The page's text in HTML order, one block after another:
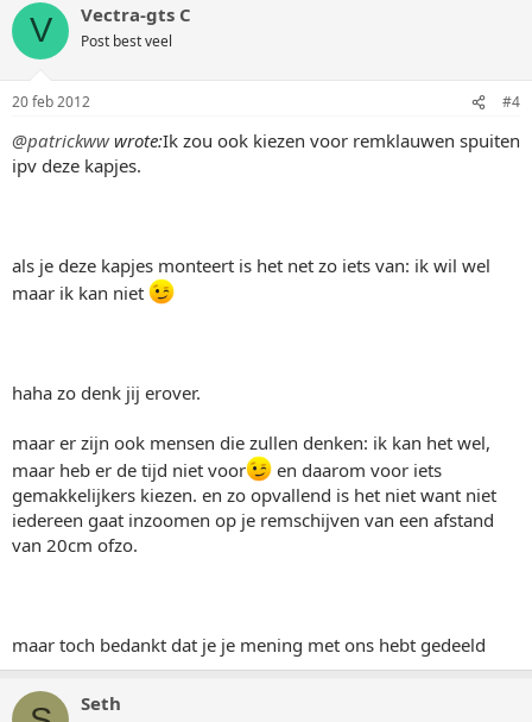
V Vectra-gts C
Post best veel
20 feb 2012 #4
@patrickwwwrote:Ik zou ook kiezen voor remklauwen spuiten
ipv deze kapjes.
als je deze kapjes monteert is het net zo iets van: ik wil wel
maar ik kan niet
haha zo denk jij erover.
maar er zijn ook mensen die zullen denken: ik kan het wel,
maar heb er de tijd niet voor
en daarom voor iets
gemakkelijkers kiezen. en zo opvallend is het niet want niet
iedereen gaat inzoomen op je remschijven van een afstand
van 20cm ofzo.
maar toch bedankt dat je je mening met ons hebt gedeeld
Seth